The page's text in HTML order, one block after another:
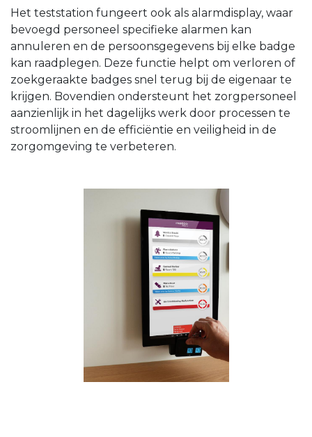
Het teststation fungeert ook als alarmdisplay, waar
bevoegd personeel specifieke alarmen kan
annuleren en de persoonsgegevens bij elke badge
kan raadplegen. Deze functie helpt om verloren of
zoekgeraakte badges snel terug bij de eigenaar te
krijgen. Bovendien ondersteunt het zorgpersoneel
aanzienlijk in het dagelijks werk door processen te
stroomlijnen en de efficiëntie en veiligheid in de
zorgomgeving te verbeteren.